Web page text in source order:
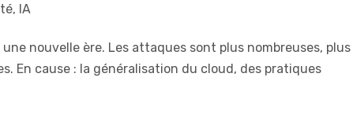
, IA
nouvelle ère. Les attaques sont plus nombreuses, plus
En cause : la généralisation du cloud, des pratiques